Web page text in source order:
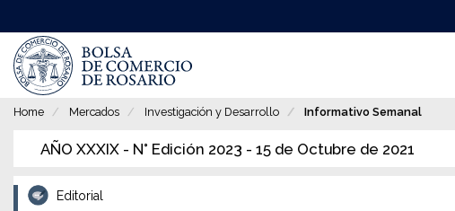
al
contenido
principal
Home Mercados Investigación y Desarrollo Informativo Semanal
AÑO XXXIX - N° Edición 2023 - 15 de Octubre de 2021
Editorial